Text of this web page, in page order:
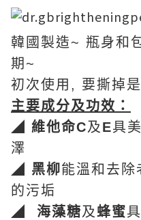
韓國製造~ 瓶身和
期~
初次使用, 要撕掉
主要成分及功效：
◢ 維他命C及 E具
澤
◢ 黑柳能溫和去除
的污垢
◢ 海藻糖及蜂蜜